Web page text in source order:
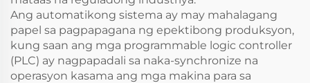
Ang automatikong sistema ay may mahalagang
papel sa pagpapagana ng epektibong produksyon,
kung saan ang mga programmable logic controller
(PLC) ay nagpapadali sa naka-synchronize na
operasyon kasama ang mga makina para sa